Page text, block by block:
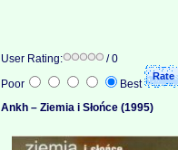
User Rating:
/ 0
Poor
Best
Ankh – Ziemia i Słońce (1995)